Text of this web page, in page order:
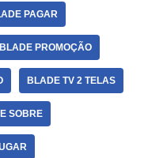
PAGAR
BLADE PROMOÇÃO
BLADE TV 2 TELAS
SOBRE